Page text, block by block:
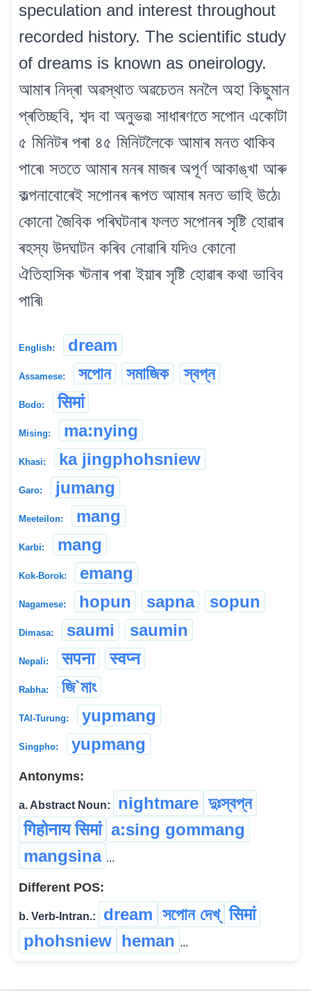
speculation and interest throughout
recorded history. The scientific study
of dreams is known as oneirology.
আমাৰ নিদ্ৰা অৱস্থাত অৱচেতন মনলৈ অহা কিছুমান
প্ৰতিচ্ছবি, শব্দ বা অনুভৱ৷ সাধাৰণতে সপোন একোটা
৫ মিনিটৰ পৰা ৪৫ মিনিটলৈকে আমাৰ মনত থাকিব
পাৰে৷ সততে আমাৰ মনৰ মাজৰ অপূৰ্ণ আকাঙ্খা আৰু
কল্পনাবোৰেই সপোনৰ ৰূপত আমাৰ মনত ভাহি উঠে৷
কোনো জৈবিক পৰিঘটনাৰ ফলত সপোনৰ সৃষ্টি হোৱাৰ
ৰহস্য উদঘাটন কৰিব নোৱাৰি যদিও কোনো
ঐতিহাসিক ঘ্টনাৰ পৰা ইয়াৰ সৃষ্টি হোৱাৰ কথা ভাবিব
পাৰি৷
English: dream
Assamese: সপোন সমাজিক স্বপ্ন
Bodo: सिमां
Mising: ma:nying
Khasi: ka jingphohsniew
Garo: jumang
Meeteilon: mang
Karbi: mang
Kok-Borok: emang
Nagamese: hopun sapna sopun
Dimasa: saumi saumin
Nepali: सपना स्वप्न
Rabha: জি`মাং
TAI-Turung: yupmang
Singpho: yupmang
Antonyms:
a. Abstract Noun: nightmare দুঃস্বপ্ন
गिहोनाय सिमां a:sing gommang
mangsina ...
Different POS:
b. Verb-Intran.: dream সপোন দেখ্ सिमां
phohsniew heman ...